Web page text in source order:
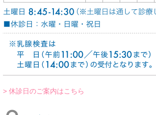
> 休診日のご案内はこちら